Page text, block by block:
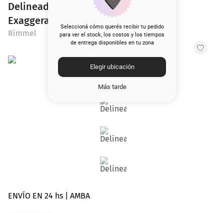
Seleccioná cómo querés recibir tu pedido
para ver el stock, los costos y los tiempos
de entrega disponibles en tu zona
Elegir ubicación
Más tarde
Delineador de Ojos Líquido Rimmel
Exaggerate Black x 2,5 ml
Rimmel
ENVÍO EN 24 hs | AMBA
5. corrector